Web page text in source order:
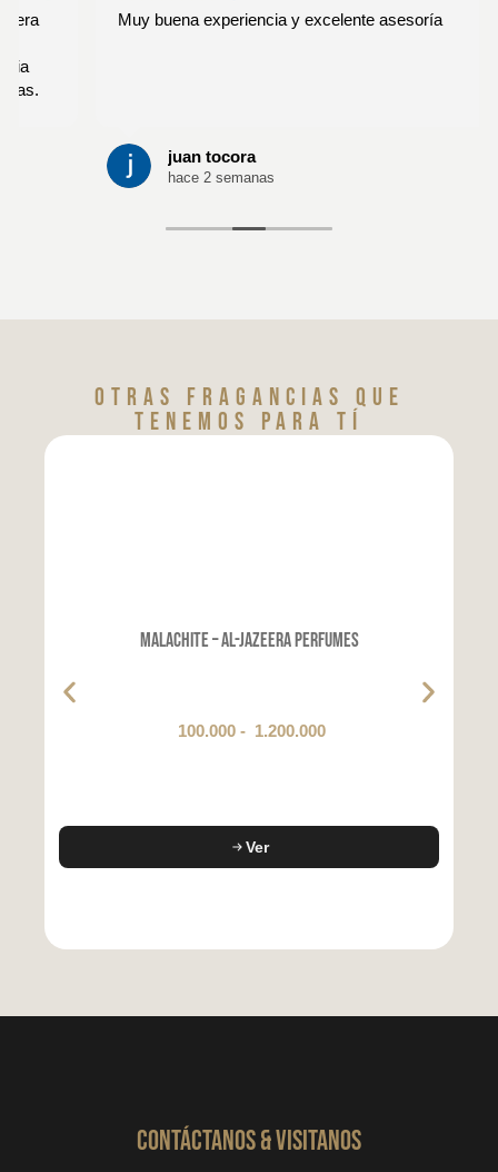
Muy buena experiencia y excelente asesoría
juan tocora
hace 2 semanas
Otras fragancias que
tenemos para tí
Malachite – Al-Jazeera Perfumes
100.000 - 1.200.000
Ver
CONTáCTanos & VISITANOS